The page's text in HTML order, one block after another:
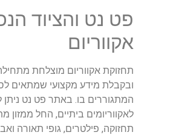
פט נט והציוד
אקווריום
תחזוקת אקווריום מוצלחת
ובקבלת מידע מקצועי שמתאים
המתגוררים בו. באתר פט נט ניתן
לאקווריומים ביתיים, החל ממזון
תחזוקה, פילטרים, גופי תאורה